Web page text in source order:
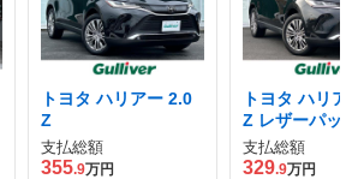
トヨタ ハリアー 2.0
Z
支払総額
355.9万円
トヨタ ハリ
Z レザーパッ
支払総額
329.9万円